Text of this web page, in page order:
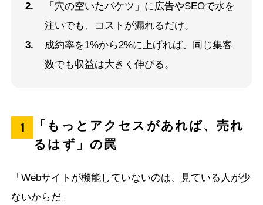
「穴の空いたバケツ」に広告やSEOで水を
注いでも、コストが漏れるだけ。
成約率を1%から2%に上げれば、同じ集客
数でも収益は大きく伸びる。
1
「もっとアクセスがあれば、売れ
るはず」の罠
「Webサイトが機能していないのは、見ている人が少
ないからだ」